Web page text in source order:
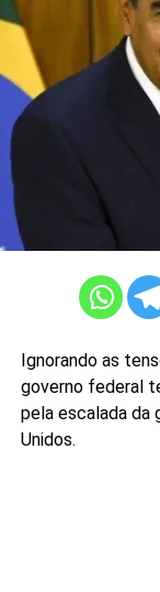
Ignorando as
governo federal
pela escalada da
Unidos.